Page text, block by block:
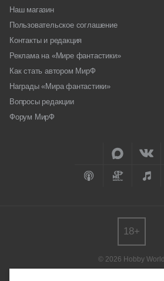
Наш магазин
Пользовательское соглашение
Контакты и редакция
Реклама на «Мире фантастики»
Как стать автором МирФ
Награды «Мира фантастики»
Вопросы редакции
Форум МирФ
© 2026 Hobby World
18+